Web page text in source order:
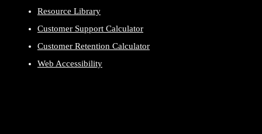
Resource Library
Customer Support Calculator
Customer Retention Calculator
Web Accessibility